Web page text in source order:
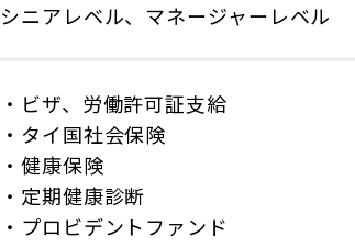
シニアレベル、マネージャーレベル
・ビザ、労働許可証支給
・タイ国社会保険
・健康保険
・定期健康診断
・プロビデントファンド